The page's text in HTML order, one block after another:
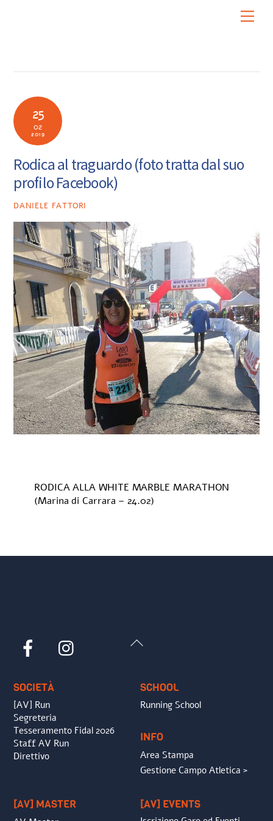
25
02
2019
Rodica al traguardo (foto tratta dal suo
profilo Facebook)
DANIELE FATTORI
RODICA ALLA WHITE MARBLE MARATHON
(Marina di Carrara – 24.02)
Back
Facebook
SOCIETÀ
[AV] Run
Segreteria
Tesseramento Fidal 2026
Staff AV Run
Direttivo
SCHOOL
Running School
INFO
Area Stampa
Gestione Campo Atletica >
[AV] MASTER [AV] EVENTS